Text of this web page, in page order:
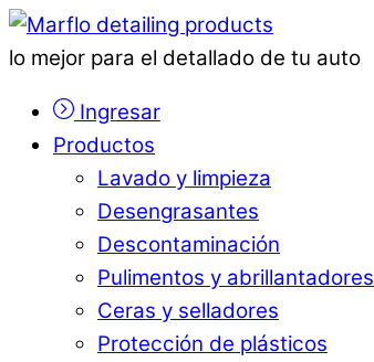
lo mejor para el detallado de tu auto
Ingresar
Productos
Lavado y limpieza
Desengrasantes
Descontaminación
Pulimentos y abrillantadores
Ceras y selladores
Protección de plásticos